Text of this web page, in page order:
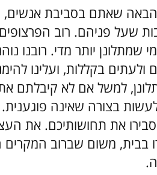
שאתם בסביבת אנשים,
שעל פניהם. רוב
יותר מדי. רובנו
בקללות, ועלינו
למשל אם לא קיבלתם
בצורה שאינה
את תחושותיכם. את
משום שברוב המקרים